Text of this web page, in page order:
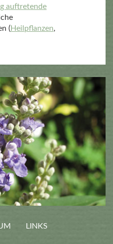
auftretende
(Heilpflanzen,
LINKS